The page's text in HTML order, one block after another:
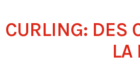
CULTURE
PLANÈTE
CURLING: DES
LA